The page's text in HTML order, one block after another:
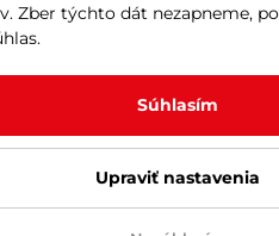
košíka
Zber týchto dát nezapneme,
Súhlasím
Upraviť nastavenia